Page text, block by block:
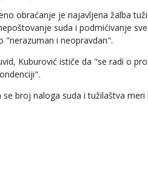
obraćanje je najavljena žalba
suda i podmićivanje
"nerazuman i neopravdan".
Kuburović ističe da "se radi o
broj naloga suda i tužilaštva meri